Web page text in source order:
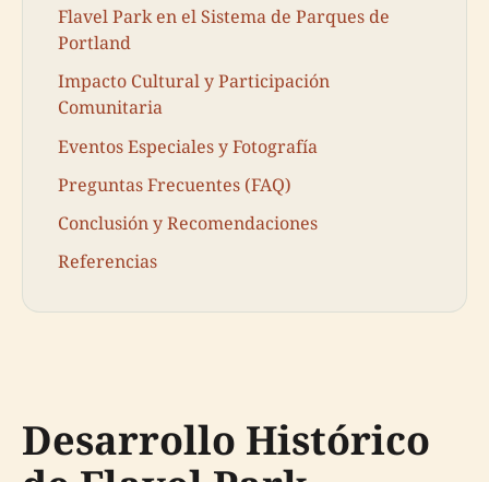
Flavel Park en el Sistema de Parques de
Portland
Impacto Cultural y Participación
Comunitaria
Eventos Especiales y Fotografía
Preguntas Frecuentes (FAQ)
Conclusión y Recomendaciones
Referencias
Desarrollo Histórico